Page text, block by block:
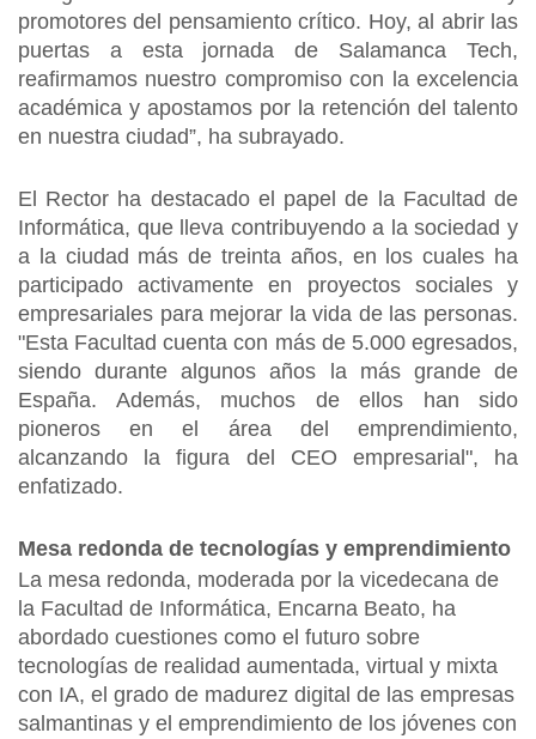
promotores del pensamiento crítico. Hoy, al abrir las
puertas a esta jornada de Salamanca Tech,
reafirmamos nuestro compromiso con la excelencia
académica y apostamos por la retención del talento
en nuestra ciudad”, ha subrayado.
El Rector ha destacado el papel de la Facultad de
Informática, que lleva contribuyendo a la sociedad y
a la ciudad más de treinta años, en los cuales ha
participado activamente en proyectos sociales y
empresariales para mejorar la vida de las personas.
"Esta Facultad cuenta con más de 5.000 egresados,
siendo durante algunos años la más grande de
España. Además, muchos de ellos han sido
pioneros en el área del emprendimiento,
alcanzando la figura del CEO empresarial", ha
enfatizado.
Mesa redonda de tecnologías y emprendimiento
La mesa redonda, moderada por la vicedecana de
la Facultad de Informática, Encarna Beato, ha
abordado cuestiones como el futuro sobre
tecnologías de realidad aumentada, virtual y mixta
con IA, el grado de madurez digital de las empresas
salmantinas y el emprendimiento de los jóvenes con